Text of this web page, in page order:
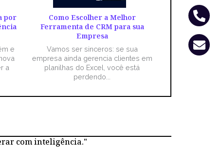
por
e
a
Como Escolher a Melhor
Ferramenta de CRM para sua
Empresa
Vamos ser sinceros: se sua
empresa ainda gerencia clientes em
planilhas do Excel, você está
perdendo...
com inteligência."